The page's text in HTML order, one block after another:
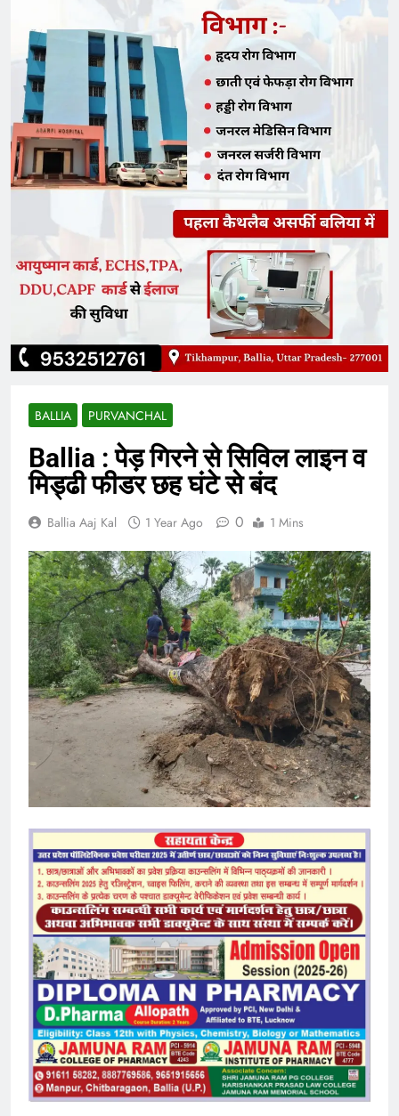
BALLIA PURVANCHAL
Ballia : पेड़ गिरने से सिविल लाइन व
मिड्ढी फीडर छह घंटे से बंद
Ballia Aaj Kal 1 Year Ago 0 1 Mins